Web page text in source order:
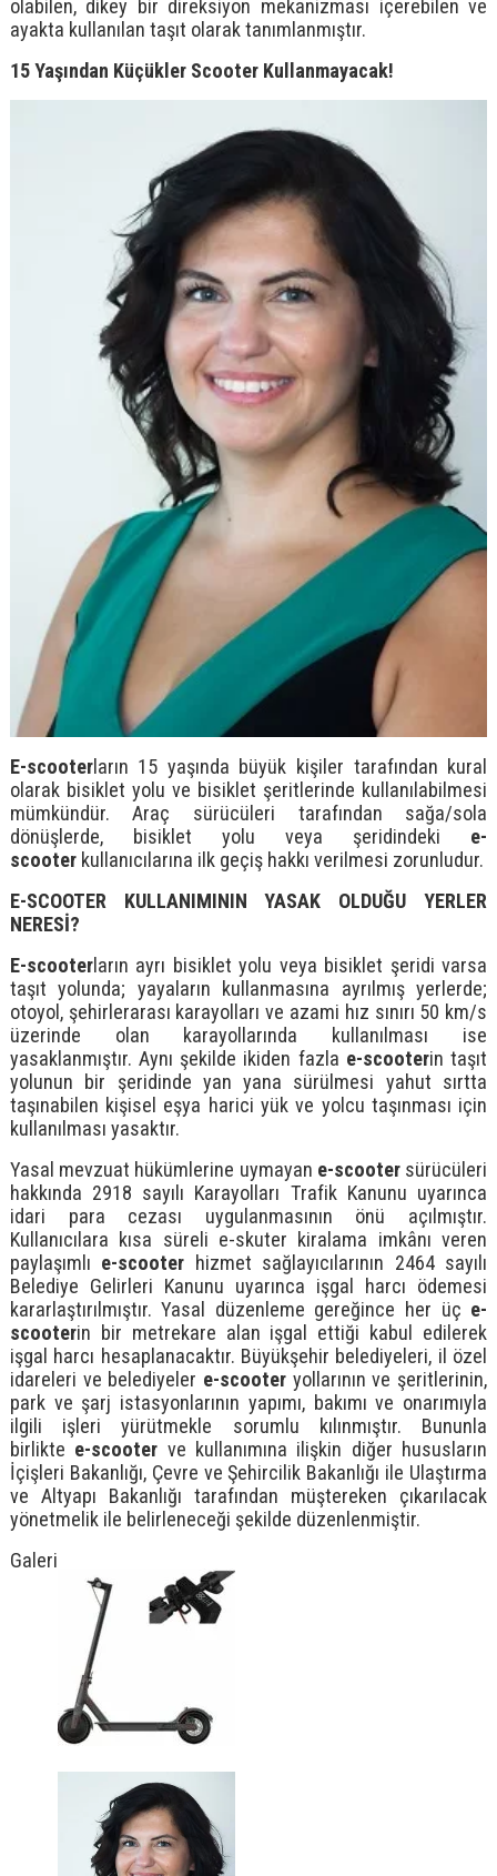
olabilen, dikey bir direksiyon mekanizması içerebilen ve
ayakta kullanılan taşıt olarak tanımlanmıştır.
15 Yaşından Küçükler Scooter Kullanmayacak!
E-scooterların 15 yaşında büyük kişiler tarafından kural
olarak bisiklet yolu ve bisiklet şeritlerinde kullanılabilmesi
mümkündür. Araç sürücüleri tarafından sağa/sola
dönüşlerde, bisiklet yolu veya şeridindeki e-
scooterkullanıcılarına ilk geçiş hakkı verilmesi zorunludur.
E-SCOOTER KULLANIMININ YASAK OLDUĞU YERLER
NERESİ?
E-scooterların ayrı bisiklet yolu veya bisiklet şeridi varsa
taşıt yolunda; yayaların kullanmasına ayrılmış yerlerde;
otoyol, şehirlerarası karayolları ve azami hız sınırı 50 km/s
üzerinde olan karayollarında kullanılması ise
yasaklanmıştır. Aynı şekilde ikiden fazla e-scooterin taşıt
yolunun bir şeridinde yan yana sürülmesi yahut sırtta
taşınabilen kişisel eşya harici yük ve yolcu taşınması için
kullanılması yasaktır.
Yasal mevzuat hükümlerine uymayan e-scootersürücüleri
hakkında 2918 sayılı Karayolları Trafik Kanunu uyarınca
idari para cezası uygulanmasının önü açılmıştır.
Kullanıcılara kısa süreli e-skuter kiralama imkânı veren
paylaşımlı e-scooter hizmet sağlayıcılarının 2464 sayılı
Belediye Gelirleri Kanunu uyarınca işgal harcı ödemesi
kararlaştırılmıştır. Yasal düzenleme gereğince her üç e-
scooterin bir metrekare alan işgal ettiği kabul edilerek
işgal harcı hesaplanacaktır. Büyükşehir belediyeleri, il özel
idareleri ve belediyeler e-scooter yollarının ve şeritlerinin,
park ve şarj istasyonlarının yapımı, bakımı ve onarımıyla
ilgili işleri yürütmekle sorumlu kılınmıştır. Bununla
birlikte e-scooter ve kullanımına ilişkin diğer hususların
İçişleri Bakanlığı, Çevre ve Şehircilik Bakanlığı ile Ulaştırma
ve Altyapı Bakanlığı tarafından müştereken çıkarılacak
yönetmelik ile belirleneceği şekilde düzenlenmiştir.
Galeri